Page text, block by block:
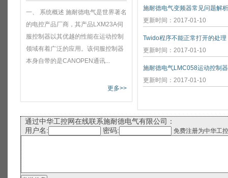
一、 系统概述 施耐德电气是世界著名
的电控产品厂商，其产品LXM23A伺
服控制器以其优越的性能在运动控制
领域有着广泛的应用。该伺服控制器
本身自带的是CANOPEN通讯...
更多>>
施耐德电气变频器常见问题解析
更新时间：2017-01-10
Twido程序不能正常打开的处理
更新时间：2017-01-10
施耐德电气LMC058运动控制
更新时间：2017-01-10
通过中华工控网在线联系施耐德电气有限公司：
用户名:
密码: 免费注册为中华工